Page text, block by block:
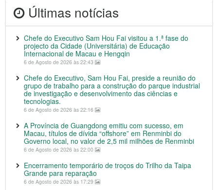
Últimas notícias
Chefe do Executivo Sam Hou Fai visitou a 1.ª fase do
projecto da Cidade (Universitária) de Educação
Internacional de Macau e Hengqin
6 de Agosto de 2026 às 22:43
Chefe do Executivo, Sam Hou Fai, preside a reunião do
grupo de trabalho para a construção do parque industrial
de investigação e desenvolvimento das ciências e
tecnologias.
6 de Agosto de 2026 às 22:16
A Província de Guangdong emitiu com sucesso, em
Macau, títulos de dívida “offshore” em Renminbi do
Governo local, no valor de 2,5 mil milhões de Renminbi
6 de Agosto de 2026 às 22:00
Encerramento temporário de troços do Trilho da Taipa
Grande para reparação
6 de Agosto de 2026 às 17:29